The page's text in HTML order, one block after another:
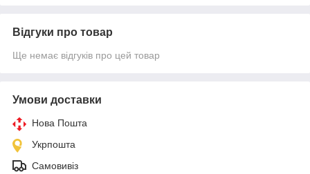
Відгуки про товар
Ще немає відгуків про цей товар
Умови доставки
Нова Пошта
Укрпошта
Самовивіз